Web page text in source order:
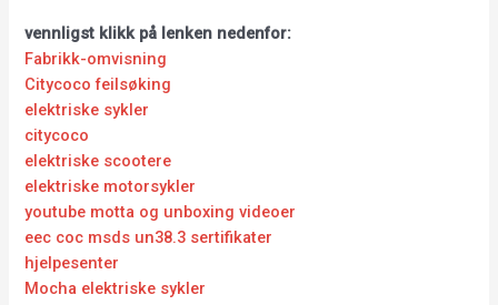
vennligst klikk på lenken nedenfor:
Fabrikk-omvisning
Citycoco feilsøking
elektriske sykler
citycoco
elektriske scootere
elektriske motorsykler
youtube motta og unboxing videoer
eec coc msds un38.3 sertifikater
hjelpesenter
Mocha elektriske sykler